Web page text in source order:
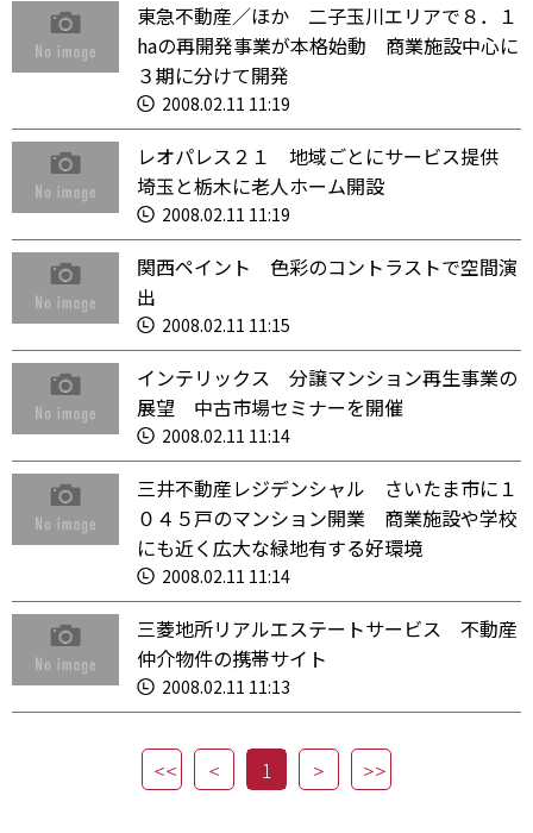
東急不動産／ほか 二子玉川エリアで８．１
haの再開発事業が本格始動 商業施設中心に
３期に分けて開発
2008.02.11 11:19
レオパレス２１ 地域ごとにサービス提供
埼玉と栃木に老人ホーム開設
2008.02.11 11:19
関西ペイント 色彩のコントラストで空間演
出
2008.02.11 11:15
インテリックス 分譲マンション再生事業の
展望 中古市場セミナーを開催
2008.02.11 11:14
三井不動産レジデンシャル さいたま市に１
０４５戸のマンション開業 商業施設や学校
にも近く広大な緑地有する好環境
2008.02.11 11:14
三菱地所リアルエステートサービス 不動産
仲介物件の携帯サイト
2008.02.11 11:13
1